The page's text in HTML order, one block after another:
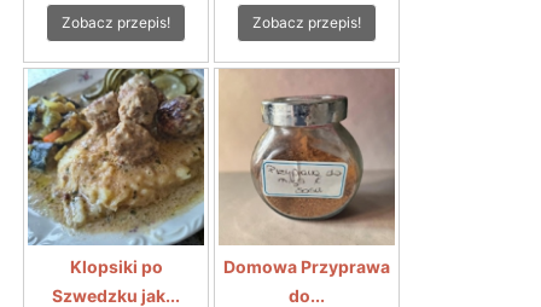
Zobacz przepis! Zobacz przepis!
Klopsiki po
Szwedzku jak...
Domowa Przyprawa
do...